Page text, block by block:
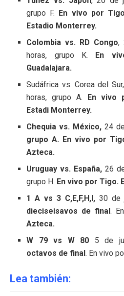
grupo F. En vivo por
Estadio Monterrey.
Colombia vs. RD Congo,
horas, grupo K. En
Guadalajara.
Sudáfrica vs. Corea del
horas, grupo A. En vivo
Estadi Monterrey.
Chequia vs. México,24
grupo A. En vivo por
Azteca.
Uruguay vs. España, 26
grupo H. En vivo por Tigo.
1 A vs 3 C,E,F,H,I,30 de
dieciseisavos de final.
Azteca.
W 79 vs W 80 5 de
octavos de final. En vivo
Lea también: